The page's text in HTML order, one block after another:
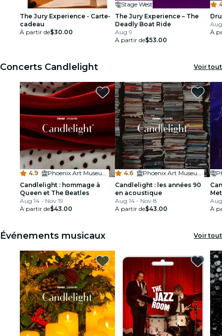
The Jury Experience - Carte-
cadeau
À partir de$30.00
Stage West
The Jury Experience – The
Deadly Boat Ride
Aug 9
À partir de$53.00
À
Concerts Candlelight Voir tout
4.9 ·
Phoenix Art Museum - Whiteman Hall
Candlelight : hommage à
Queen et The Beatles
Aug 14 - Nov 19
À partir de$43.00
4.6 ·
Phoenix Art Museum - Whiteman Hall
Candlelight : les années 90
en acoustique
Aug 14 - Nov 8
À partir de$43.00
À
Événements musicaux Voir tout